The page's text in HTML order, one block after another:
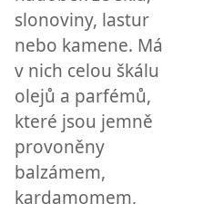
slonoviny, lastur
nebo kamene. Má
v nich celou škálu
olejů a parfémů,
které jsou jemně
provoněny
balzámem,
kardamomem,